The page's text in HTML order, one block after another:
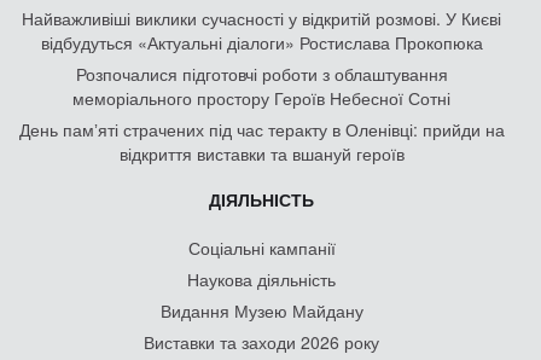
Найважливіші виклики сучасності у відкритій розмові. У Києві
відбудуться «Актуальні діалоги» Ростислава Прокопюка
Розпочалися підготовчі роботи з облаштування
меморіального простору Героїв Небесної Сотні
День памʼяті страчених під час теракту в Оленівці: прийди на
відкриття виставки та вшануй героїв
ДІЯЛЬНІСТЬ
Соціальні кампанії
Наукова діяльність
Видання Музею Майдану
Виставки та заходи 2026 року